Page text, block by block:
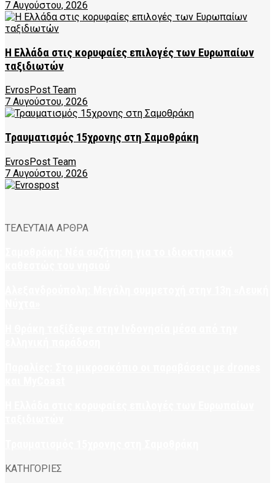
7 Αυγούστου, 2026
Η Ελλάδα στις κορυφαίες επιλογές των Ευρωπαίων
ταξιδιωτών
EvrosPost Team
7 Αυγούστου, 2026
Τραυματισμός 15χρονης στη Σαμοθράκη
EvrosPost Team
7 Αυγούστου, 2026
ΤΕΛΕΥΤΑΙΑ ΑΡΘΡΑ
ΚΑΤΗΓΟΡΙΕΣ